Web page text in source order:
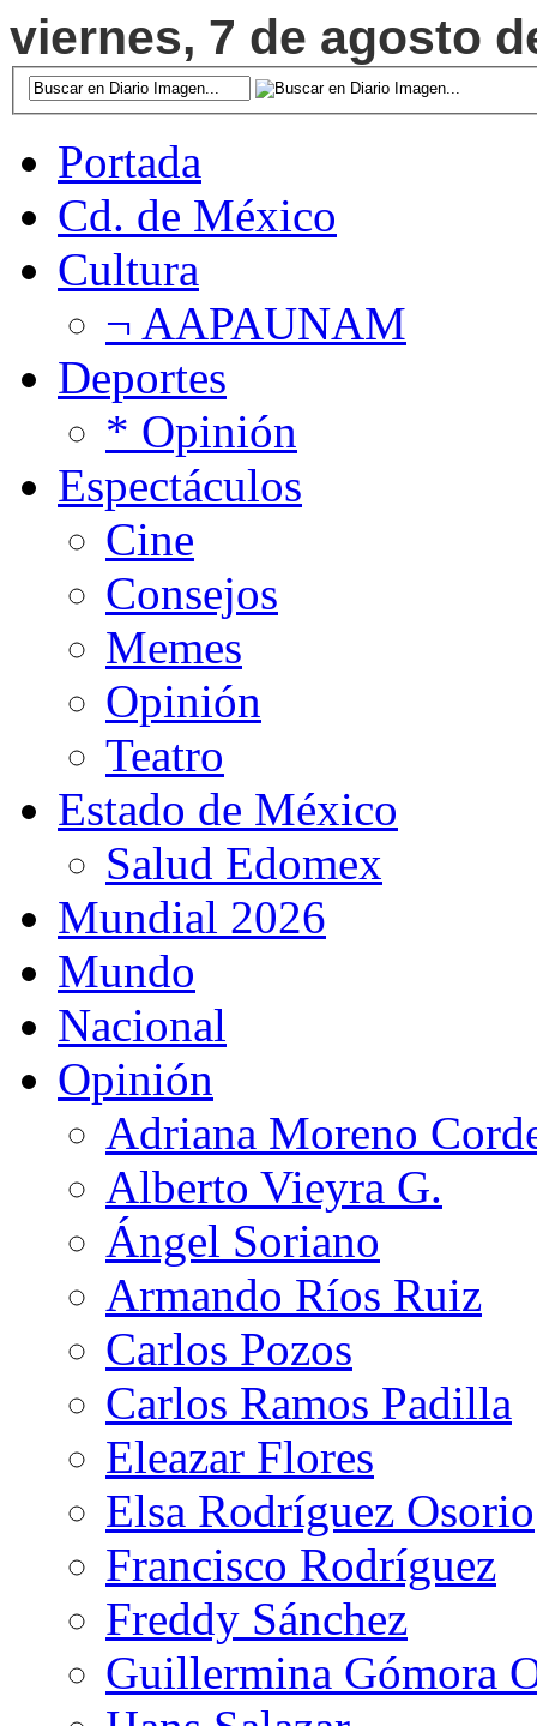
viernes, 7 de agosto
Portada
Cd. de México
Cultura
¬ AAPAUNAM
Deportes
* Opinión
Espectáculos
Cine
Consejos
Memes
Opinión
Teatro
Estado de México
Salud Edomex
Mundial 2026
Mundo
Nacional
Opinión
Adriana Moreno
Alberto Vieyra G.
Ángel Soriano
Armando Ríos Ruiz
Carlos Pozos
Carlos Ramos Padilla
Eleazar Flores
Elsa Rodríguez Osorio
Francisco Rodríguez
Freddy Sánchez
Guillermina Gómora